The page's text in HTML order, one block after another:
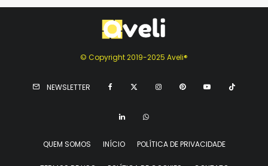
© Copyright 2019-2025 Aveli®
NEWSLETTER
QUEM SOMOS INÍCIO POLÍTICA DE PRIVACIDADE